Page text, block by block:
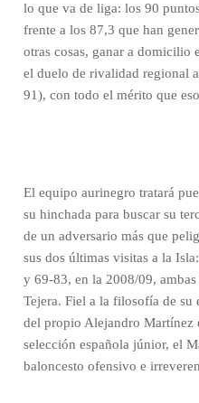
lo que va de liga: los 90
frente a los 87,3 que han
otras cosas, ganar a domicilio
el duelo de rivalidad regional
91), con todo el mérito que
El equipo aurinegro tratará
su hinchada para buscar su
de un adversario más que
sus dos últimas visitas a la
y 69-83, en la 2008/09,
Tejera. Fiel a la filosofía de su
del propio Alejandro Martínez
selección española júnior, el
baloncesto ofensivo e